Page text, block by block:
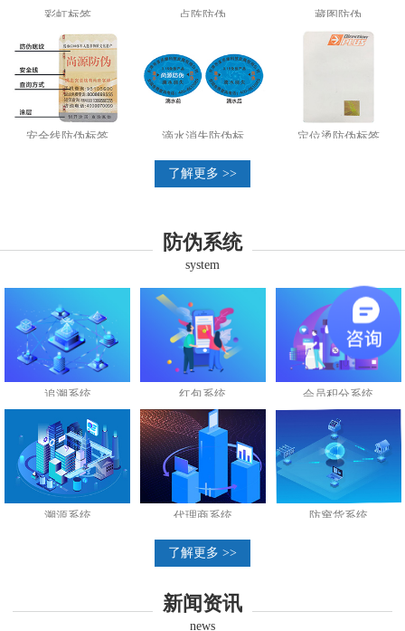
彩虹标签 点阵防伪 藏图防伪
安全线防伪标签 滴水消失防伪标 定位烫防伪标签
了解更多 >>
防伪系统
system
追溯系统 红包系统 会员积分系统
溯源系统 代理商系统 防窜货系统
了解更多 >>
新闻资讯
news